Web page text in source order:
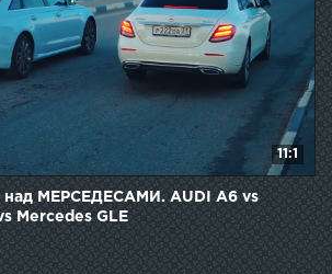
11:1
над МЕРСЕДЕСАМИ. AUDI A6 vs
Mercedes GLE